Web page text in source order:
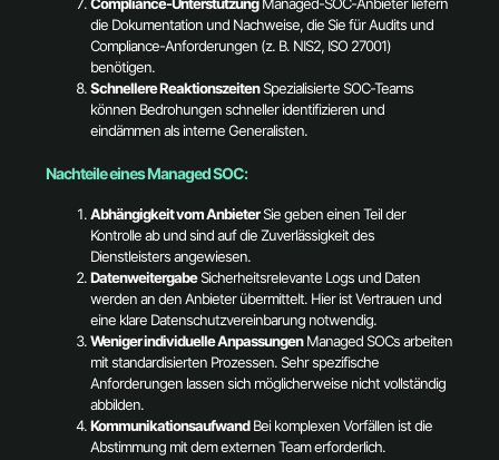
die Dokumentation und Nachweise, die Sie für Audits und
Compliance-Anforderungen (z. B. NIS2, ISO 27001)
benötigen.
Schnellere ReaktionszeitenSpezialisierte SOC-Teams
können Bedrohungen schneller identifizieren und
eindämmen als interne Generalisten.
Nachteile eines Managed SOC:
Abhängigkeit vom AnbieterSie geben einen Teil der
Kontrolle ab und sind auf die Zuverlässigkeit des
Dienstleisters angewiesen.
DatenweitergabeSicherheitsrelevante Logs und Daten
werden an den Anbieter übermittelt. Hier ist Vertrauen und
eine klare Datenschutzvereinbarung notwendig.
Weniger individuelle AnpassungenManaged SOCs arbeiten
mit standardisierten Prozessen. Sehr spezifische
Anforderungen lassen sich möglicherweise nicht vollständig
abbilden.
KommunikationsaufwandBei komplexen Vorfällen ist die
Abstimmung mit dem externen Team erforderlich.